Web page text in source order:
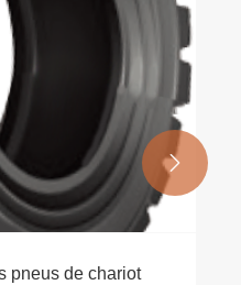
pneus de chariot
